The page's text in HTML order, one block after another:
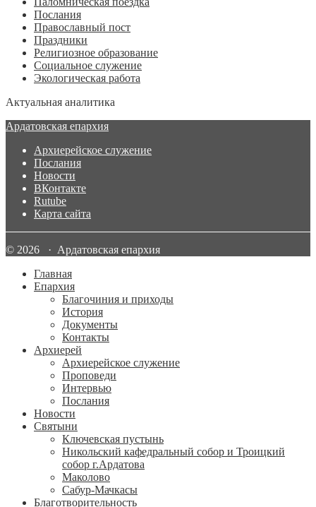
Послания
Православный пост
Праздники
Религиозное образование
Социальное служение
Экологическая работа
Актуальная аналитика
Ардатовская епархия
Архиерейское служение
Послания
Новости
ВКонтакте
Rutube
Карта сайта
© 2026 · Ардатовская епархия
Главная
Епархия
Благочиния и приходы
История
Документы
Контакты
Архиерей
Архиерейское служение
Проповеди
Интервью
Послания
Новости
Святыни
Ключевская пустынь
Никольский кафедральный собор и Троицкий
собор г.Ардатова
Маколово
Сабур-Мачкасы
Благотворительность